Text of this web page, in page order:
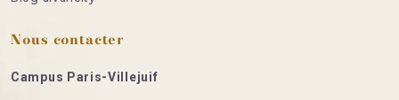
Nous contacter
Campus Paris-Villejuif